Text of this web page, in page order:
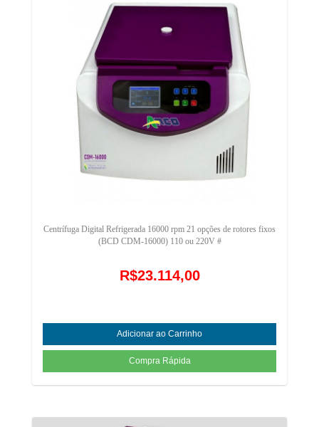
Centrífuga Digital Refrigerada 16000 rpm 21 opções de rotores fixos
(BCD CDM-16000) 110 ou 220V #
R$23.114,00